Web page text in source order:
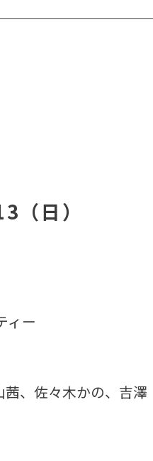
日）
ィー
、佐々木かの、吉澤